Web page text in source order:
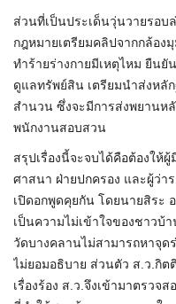
ส่วนที่เป็นประเด็นวุ่นวายรอ
กฎหมายเตรียมคลิปจากกล้อง
ทำร้ายร่างกายมีเหตุไหม ยืนยั
ดูแลทรัพย์สิน เตรียมนำส่งหลั
สำนวน ซึ่งจะมีการส่งพยานห
พนักงานสอบสวน
สรุปเรื่องนี้จะจบได้คือต้องให้
ศาสนา ฝ่ายปกครอง และผู้ว่า
เปิดอกพูดคุยกัน โดยนายสิระ
เป็นความไม่เข้าใจของชาวบ้
วัดบางคลานไม่สามารถหาจุด
ไม่ยอมอธิบาย ส่วนตัว ส.ว.กิต
เรื่องร้อง ส.ว.จึงเข้ามาตรวจ